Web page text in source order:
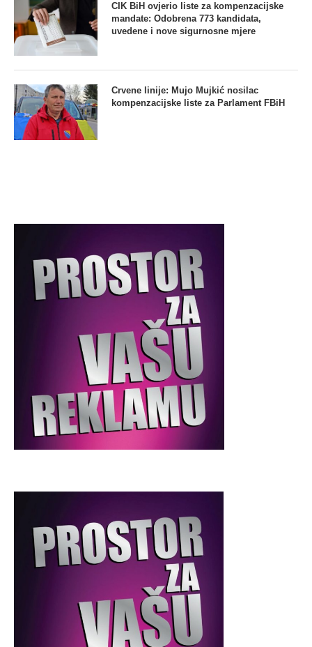
CIK BiH ovjerio liste za kompenzacijske
mandate: Odobrena 773 kandidata,
uvedene i nove sigurnosne mjere
Crvene linije: Mujo Mujkić nosilac
kompenzacijske liste za Parlament FBiH